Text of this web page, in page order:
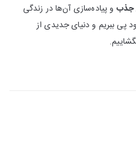
جذب و پیاده‌سازی آن‌ها در زندگی
پی ببریم و دنیای جدیدی از